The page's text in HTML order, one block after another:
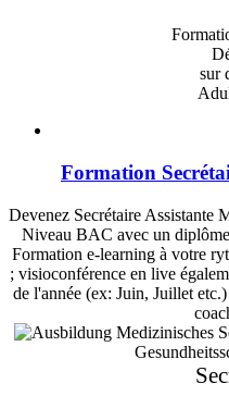
sur
Formation
Devenez Secrétaire Assistante
Niveau BAC avec un
Formation e-learning à votre
; visioconférence en live
de l'année (ex: Juin, Juillet